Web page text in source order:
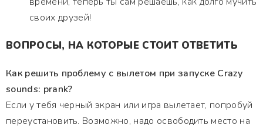
своих друзей!
ВОПРОСЫ, НА КОТОРЫЕ СТОИТ ОТВЕТИТЬ
Как решить проблему с вылетом при запуске Crazy
sounds: prank?
Если у тебя черный экран или игра вылетает, попробуй
переустановить. Возможно, надо освободить место на